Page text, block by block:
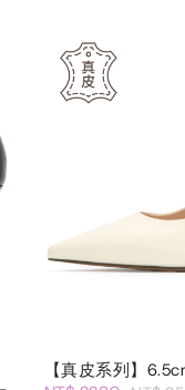
【真皮系列】